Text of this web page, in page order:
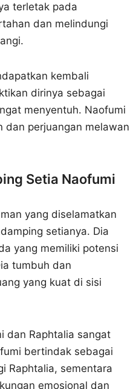
terletak pada
dan melindungi
kembali
dirinya sebagai
menyentuh. Naofumi
dan perjuangan melawan
Setia Naofumi
yang diselamatkan
setianya. Dia
yang memiliki potensi
tumbuh dan
yang kuat di sisi
dan Raphtalia sangat
bertindak sebagai
Raphtalia, sementara
emosional dan